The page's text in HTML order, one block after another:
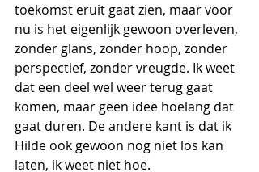
toekomst eruit gaat zien, maar voor
nu is het eigenlijk gewoon overleven,
zonder glans, zonder hoop, zonder
perspectief, zonder vreugde. Ik weet
dat een deel wel weer terug gaat
komen, maar geen idee hoelang dat
gaat duren. De andere kant is dat ik
Hilde ook gewoon nog niet los kan
laten, ik weet niet hoe.